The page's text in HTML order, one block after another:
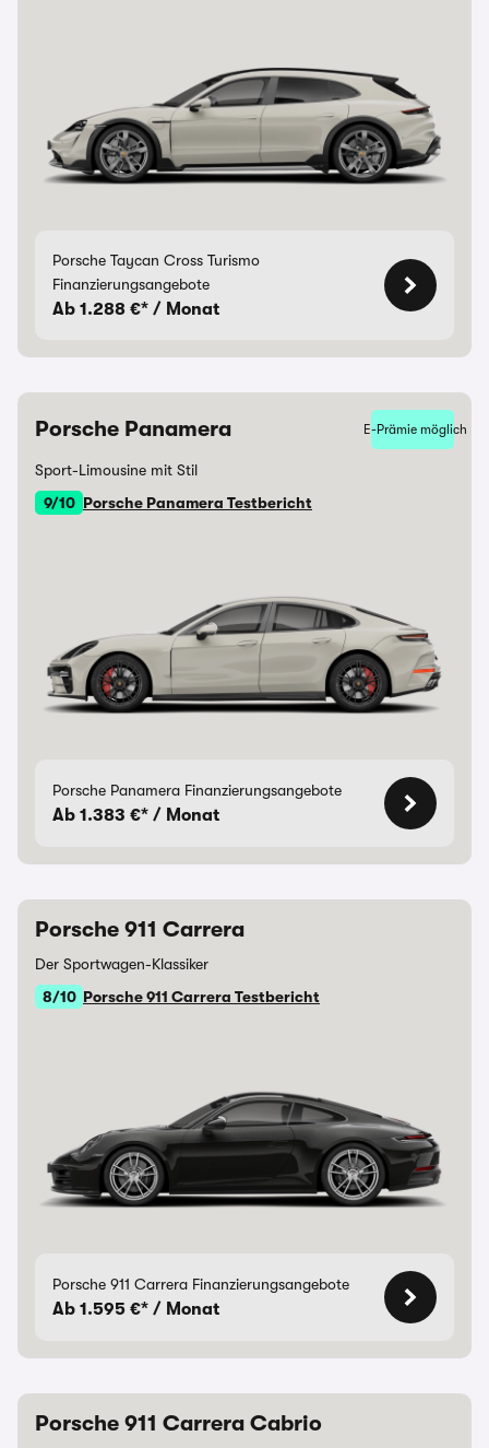
Porsche Taycan Cross Turismo
Finanzierungsangebote
Ab 1.288 €* / Monat
Porsche Panamera E-Prämie möglich
Sport-Limousine mit Stil
9/10 Porsche Panamera Testbericht
Porsche Panamera Finanzierungsangebote
Ab 1.383 €* / Monat
Porsche 911 Carrera
Der Sportwagen-Klassiker
8/10 Porsche 911 Carrera Testbericht
Porsche 911 Carrera Finanzierungsangebote
Ab 1.595 €* / Monat
Porsche 911 Carrera Cabrio